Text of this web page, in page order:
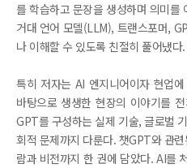
를 학습하고 문장을 생성하며 의미를
거대 언어 모델(LLM), 트랜스포머,
나 이해할 수 있도록 친절히 풀어냈다.
특히 저자는 AI 엔지니어이자 현업
바탕으로 생생한 현장의 이야기를
GPT를 구성하는 실제 기술, 글로벌
회적 문제까지 다룬다. 챗GPT와 관
람과 비전까지 한 권에 담았다. AI를